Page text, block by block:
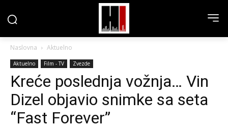
Naslovna Aktuelno
Aktuelno Film - TV Zvezde
Kreće poslednja vožnja… Vin
Dizel objavio snimke sa seta
“Fast Forever”